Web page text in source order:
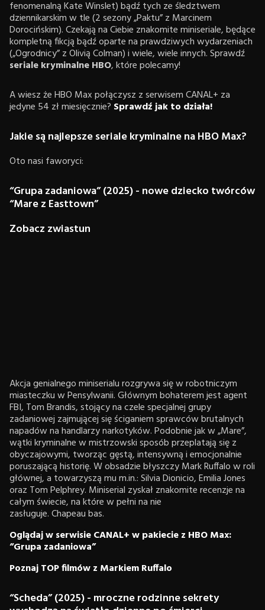
fenomenalną Kate Winslet) bądź tych ze śledztwem
dziennikarskim w tle (2 sezony „Paktu” z Marcinem
Dorocińskim). Czekają na Ciebie znakomite miniseriale, będące
kompletną fikcją bądź oparte na prawdziwych wydarzeniach
(„Ogrodnicy” z Olivią Colman) i wiele, wiele innych. Sprawdź
seriale kryminalne HBO, które polecamy!
A wiesz że HBO Max połączysz z serwisem CANAL+ za
jedyne 54 zł miesięcznie? Sprawdź jak to działa!
Jakie są najlepsze seriale kryminalne na HBO Max?
Oto nasi faworyci:
“Grupa zadaniowa” (2025) - nowe dziecko twórców
“Mare z Easttown”
Zobacz zwiastun
Akcja genialnego miniserialu rozgrywa się w robotniczym
miasteczku w Pensylwanii. Głównym bohaterem jest agent
FBI, Tom Brandis, stojący na czele specjalnej grupy
zadaniowej zajmującej się ściganiem sprawców brutalnych
napadów na handlarzy narkotyków. Podobnie jak w „Mare”,
wątki kryminalne w mistrzowski sposób przeplatają się z
obyczajowymi, tworząc gęstą, intensywną i emocjonalnie
poruszającą historię. W obsadzie błyszczy Mark Ruffalo w roli
głównej, a towarzyszą mu m.in.: Silvia Dionicio, Emilia Jones
oraz Tom Pelphrey. Miniserial zyskał znakomite recenzje na
całym świecie, na które w pełni na nie
zasługuje. Chapeau bas.
Oglądaj w serwisie CANAL+ w pakiecie z HBO Max:
“Grupa zadaniowa”
Poznaj TOP filmów z Markiem Ruffalo
“Scheda” (2025) - mroczne rodzinne sekrety